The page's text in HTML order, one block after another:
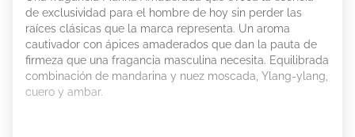
de exclusividad para el hombre de hoy sin perder las
raíces clásicas que la marca representa. Un aroma
cautivador con ápices amaderados que dan la pauta de
firmeza que una fragancia masculina necesita. Equilibrada
combinación de mandarina y nuez moscada, Ylang-ylang,
cuero y ambar.